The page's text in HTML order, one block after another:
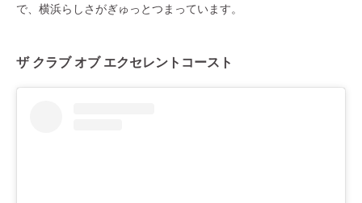
で、横浜らしさがぎゅっとつまっています。
ザ クラブ オブ エクセレントコースト